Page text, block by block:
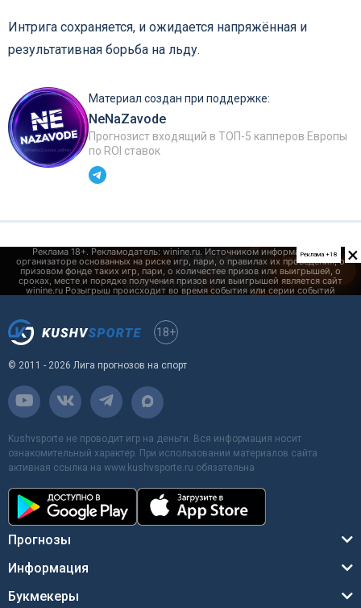
Интрига сохраняется, и ожидается напряжённая и
результативная борьба на льду.
Материал создан при поддержке:
NeNaZavode
Прогнозист входящий в ТОП-5 капперов Европы
по ROI ставок
×
Реклама +18
18+
© 2011 - 2026 Лига прогнозов на спорт
Kushvsporte не проводит игр на деньги. Вся информация носит
ознакомительный характер. При использовании материалов сайта
активная ссылка на www.kushvsporte.ru обязательна
Прогнозы
Информация
Букмекеры